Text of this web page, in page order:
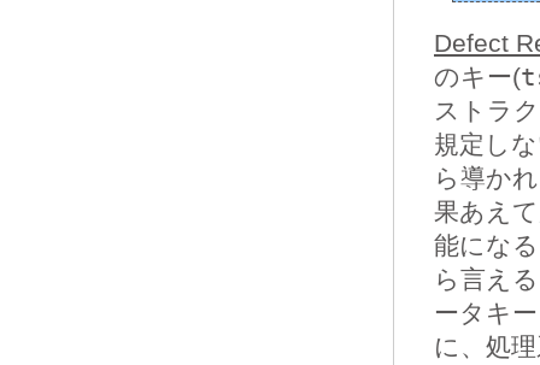
Defect
のキー(
ストラ
規定し
ら導か
果あえ
能にな
ら言え
ータキ
に、処